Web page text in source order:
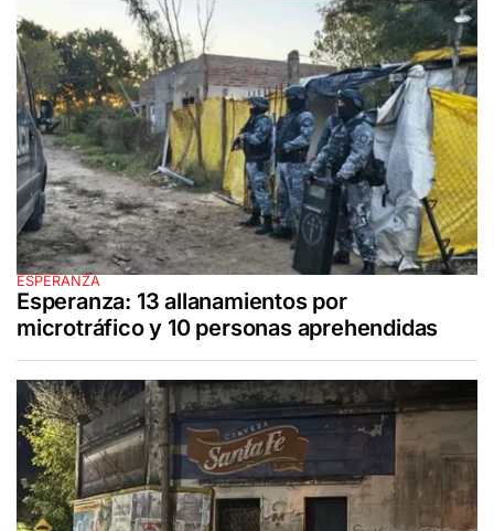
ESPERANZA
Esperanza: 13 allanamientos por
microtráfico y 10 personas aprehendidas